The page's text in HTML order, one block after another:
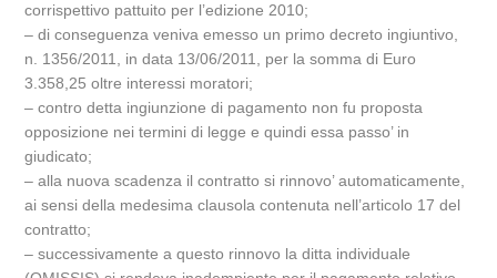
corrispettivo pattuito per l’edizione 2010;
– di conseguenza veniva emesso un primo decreto ingiuntivo,
n. 1356/2011, in data 13/06/2011, per la somma di Euro
3.358,25 oltre interessi moratori;
– contro detta ingiunzione di pagamento non fu proposta
opposizione nei termini di legge e quindi essa passo’ in
giudicato;
– alla nuova scadenza il contratto si rinnovo’ automaticamente,
ai sensi della medesima clausola contenuta nell’articolo 17 del
contratto;
– successivamente a questo rinnovo la ditta individuale